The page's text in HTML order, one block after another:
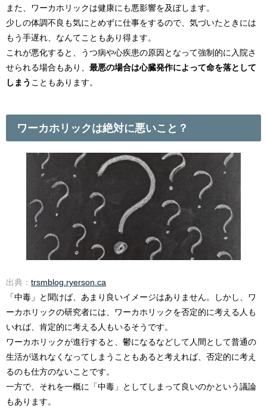
また、ワーカホリックは健康にも悪影響を及ぼします。
少しの体調不良も気にとめずに仕事をするので、気づいたときには
もう手遅れ、なんてこともあり得ます。
これが悪化すると、うつ病や心疾患の原因となって強制的に入院さ
せられる場合もあり、 最悪の場合は心臓発作によって命を落として
しまう こともあります。
ワーカホリックは絶対に悪いこと？
出典： trsmblog.ryerson.ca
「中毒」と聞けば、あまり良いイメージはありません。しかし、ワ
ーカホリックの研究者には、ワーカホリックを否定的に考える人も
いれば、肯定的に考える人もいるそうです。
ワーカホリックが進行すると、鬱になるなどして人間として普通の
生活が送れなくなってしまうこともあると考えれば、否定的に考え
るのも仕方のないことです。
一方で、それを一概に「中毒」としてしまって良いのかという議論
もあります。